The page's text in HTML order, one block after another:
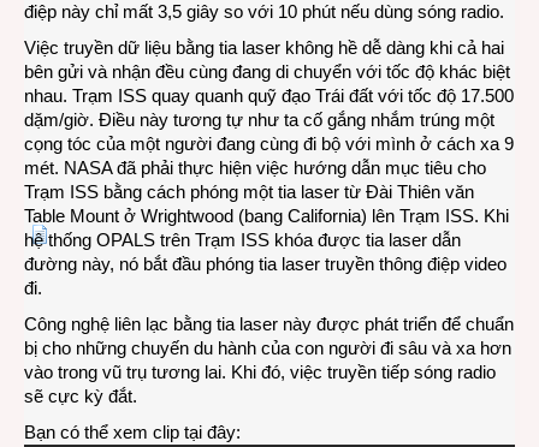
điệp này chỉ mất 3,5 giây so với 10 phút nếu dùng sóng radio.
Việc truyền dữ liệu bằng tia laser không hề dễ dàng khi cả hai
bên gửi và nhận đều cùng đang di chuyển với tốc độ khác biệt
nhau. Trạm ISS quay quanh quỹ đạo Trái đất với tốc độ 17.500
dặm/giờ. Điều này tương tự như ta cố gắng nhắm trúng một
cọng tóc của một người đang cùng đi bộ với mình ở cách xa 9
mét. NASA đã phải thực hiện việc hướng dẫn mục tiêu cho
Trạm ISS bằng cách phóng một tia laser từ Đài Thiên văn
Table Mount ở Wrightwood (bang California) lên Trạm ISS. Khi
hệ thống OPALS trên Trạm ISS khóa được tia laser dẫn
đường này, nó bắt đầu phóng tia laser truyền thông điệp video
đi.
Công nghệ liên lạc bằng tia laser này được phát triển để chuẩn
bị cho những chuyến du hành của con người đi sâu và xa hơn
vào trong vũ trụ tương lai. Khi đó, việc truyền tiếp sóng radio
sẽ cực kỳ đắt.
Bạn có thể xem clip tại đây: